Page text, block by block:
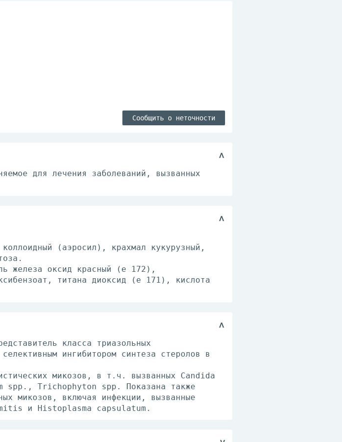
Сообщить о неточности
для лечения заболеваний, вызванных
(аэросил), крахмал кукурузный,
железа оксид красный (е 172),
титана диоксид (е 171), кислота
класса триазольных
ингибитором синтеза стеролов в
микозов, в т.ч. вызванных Candida
spp., Trichophyton spp. Показана также
микозов, включая инфекции, вызванные
и Histoplasma capsulatum.